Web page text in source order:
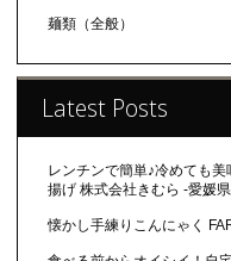
麺類（全般）
Latest Posts
レンチンで簡単♪冷めても
揚げ 株式会社きむら -愛媛
懐かし手練りこんにゃく